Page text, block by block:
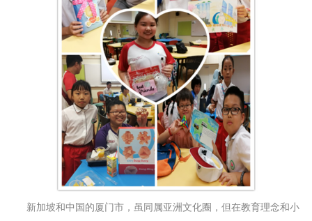
新加坡和中国的厦门市，虽同属亚洲文化圈，但在教育理念和小